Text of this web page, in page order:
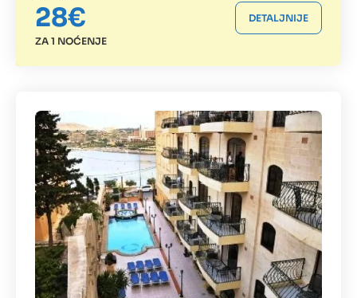
28€
ZA 1 NOĆENJE
DETALJNIJE